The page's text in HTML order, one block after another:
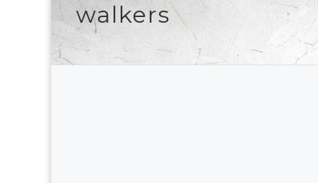
walkers